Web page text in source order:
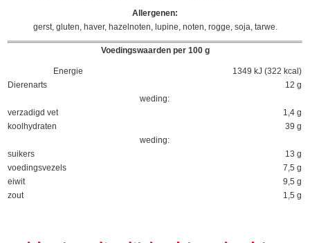
Allergenen:
gerst, gluten, haver, hazelnoten, lupine, noten, rogge, soja, tarwe.
Voedingswaarden per 100 g
Energie
1349 kJ (322 kcal)
Dierenarts
12 g
weding:
verzadigd vet
1,4 g
koolhydraten
39 g
weding:
suikers
13 g
voedingsvezels
7,5 g
eiwit
9,5 g
zout
1,5 g